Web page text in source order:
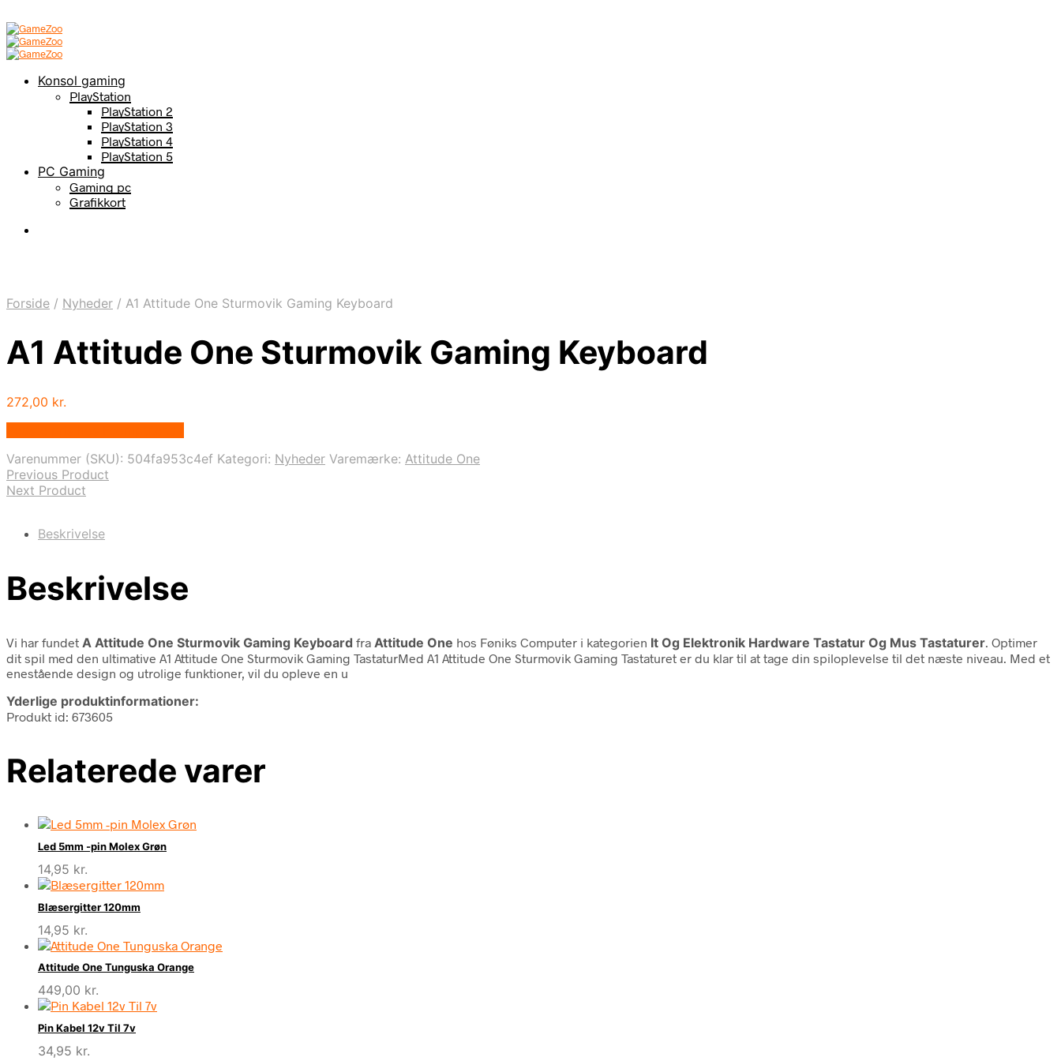
Konsol gaming
PlayStation
PlayStation 2
PlayStation 3
PlayStation 4
PlayStation 5
PC Gaming
Gaming pc
Grafikkort
Forside / Nyheder / A1 Attitude One Sturmovik Gaming Keyboard
A1 Attitude One Sturmovik Gaming Keyboard
272,00 kr.
Varenummer (SKU): 504fa953c4ef Kategori: Nyheder Varemærke: Attitude One
Previous Product
Next Product
Beskrivelse
Beskrivelse
Vi har fundet A Attitude One Sturmovik Gaming Keyboard fra Attitude One hos Føniks Computer i kategorien It Og Elektronik Hardware Tastatur Og Mus Tastaturer . Optimer
dit spil med den ultimative A1 Attitude One Sturmovik Gaming TastaturMed A1 Attitude One Sturmovik Gaming Tastaturet er du klar til at tage din spiloplevelse til det næste niveau. Med et
enestående design og utrolige funktioner, vil du opleve en u
Yderlige produktinformationer:
Produkt id: 673605
Relaterede varer
Led 5mm -pin Molex Grøn
14,95 kr.
Blæsergitter 120mm
14,95 kr.
Attitude One Tunguska Orange
449,00 kr.
Pin Kabel 12v Til 7v
34,95 kr.